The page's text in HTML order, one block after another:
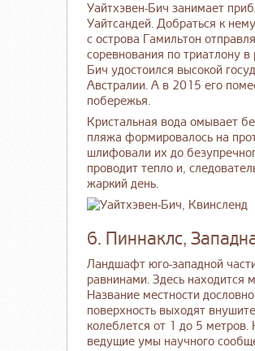
Уайтхэвен-Бич занимает
Уайтсандей. Добраться к
с острова Гамильтон
соревнования по триатлону
Бич удостоился высокой
Австралии. А в 2015 его
побережья.
Кристальная вода омывает
пляжа формировалось на
шлифовали их до
проводит тепло и,
жаркий день.
6. Пиннаклс,
Ландшафт юго-западной
равнинами. Здесь находится
Название местности
поверхность выходят
колеблется от 1 до 5
ведущие умы научного